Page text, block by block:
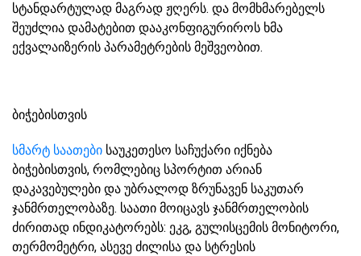
სტანდარტულად მაგრად ჟღერს. და მომხმარებელს
შეუძლია დამატებით დააკონფიგურიროს ხმა
ექვალაიზერის პარამეტრების მეშვეობით.
ბიჭებისთვის
სმარტ საათები საუკეთესო საჩუქარი იქნება
ბიჭებისთვის, რომლებიც სპორტით არიან
დაკავებულები და უბრალოდ ზრუნავენ საკუთარ
ჯანმრთელობაზე. საათი მოიცავს ჯანმრთელობის
ძირითად ინდიკატორებს: ეკგ, გულისცემის მონიტორი,
თერმომეტრი, ასევე ძილისა და სტრესის